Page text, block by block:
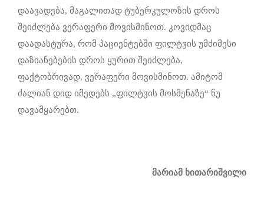
დაავადება, მაგალითად ტუბერკულოზის დროს
შეიძლება ვერაფერი მოვისმინოთ. კოვიდმაც
დაადასტურა, რომ პაციენტებში ფილტვის უმძიმესი
დაზიანებების დროს ყურით შეიძლება,
ფაქტობრივად, ვერაფერი მოვისმინოთ. ამიტომ
ძალიან დიდ იმედებს „ფილტვის მოსმენაზე“ ნუ
დავამყარებთ.
მარიამ ხითარიშვილი